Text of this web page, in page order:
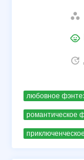
workspaces
child_care
update
любовное
романтическое